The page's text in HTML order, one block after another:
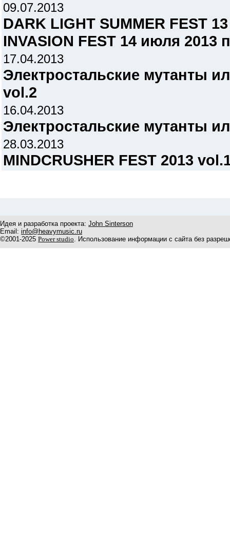
09.07.2013
DARK LIGHT SUMMER FEST
INVASION FEST 14 июля 2013
17.04.2013
Электростальские мутанты
vol.2
16.04.2013
Электростальские мутанты
28.03.2013
MINDCRUSHER FEST 2013
Идея и разработка проекта: John Sinterson
Email: info@heavymusic.ru
©2001-2025 Power studio. Использование информации с сайта без